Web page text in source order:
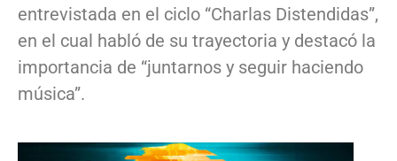
entrevistada en el ciclo “Charlas Distendidas”,
en el cual habló de su trayectoria y destacó la
importancia de “juntarnos y seguir haciendo
música”.